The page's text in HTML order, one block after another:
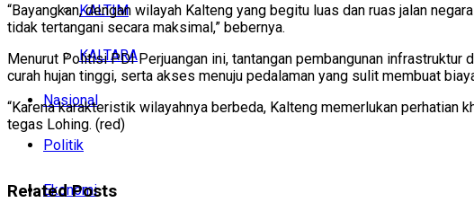
KALTIM
KALTARA
Nasional
Politik
Ekonomi
“Bayangkan, dengan wilayah Kalteng yang begitu luas dan ruas jalan
tidak tertangani secara maksimal,” bebernya.
Menurut Politisi PDI Perjuangan ini, tantangan pembangunan
curah hujan tinggi, serta akses menuju pedalaman yang sulit membuat
“Karena karakteristik wilayahnya berbeda, Kalteng memerlukan perhatian
tegas Lohing. (red)
RelatedPosts